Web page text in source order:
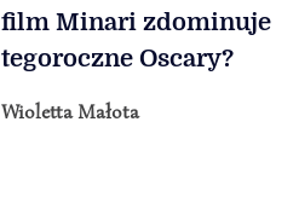
film Minari zdominuje
tegoroczne Oscary?
Wioletta Małota